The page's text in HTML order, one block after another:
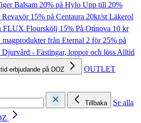
Balsam 20% på Hylo Upp till 20%
Revaxör 15% på Centaura 20kr/st Läkerol
FLUX Flourskölj 15% På Otinova 10 kr
magprodukter från Eternal 2 för 25% på
Djurvård - Fästingar, loppor och lössAlltid
erbjudande på DOZ OUTLET
Tillbaka
Se alla